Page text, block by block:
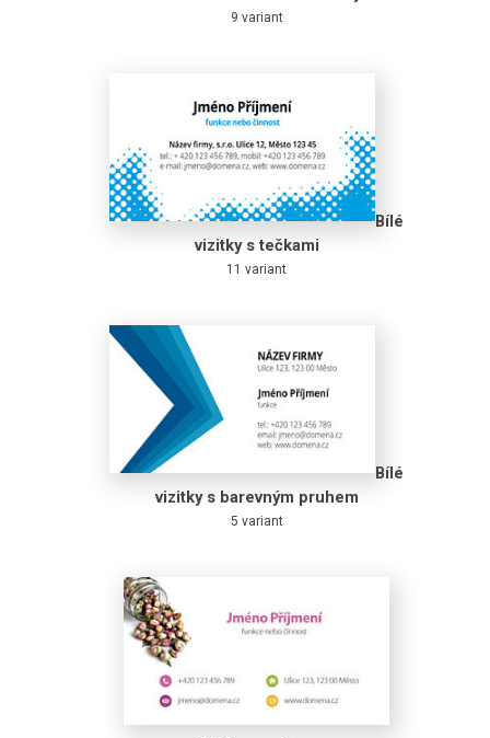
9 variant
Bílé
vizitky s tečkami
11 variant
Bílé
vizitky s barevným pruhem
5 variant